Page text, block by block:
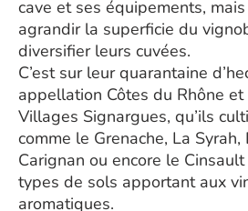
cave et ses équipements,
agrandir la superficie du
diversifier leurs cuvées.
C’est sur leur quarantaine
appellation Côtes du Rhône et
Villages Signargues, qu’ils
comme le Grenache, La
Carignan ou encore le
types de sols apportant aux
aromatiques.